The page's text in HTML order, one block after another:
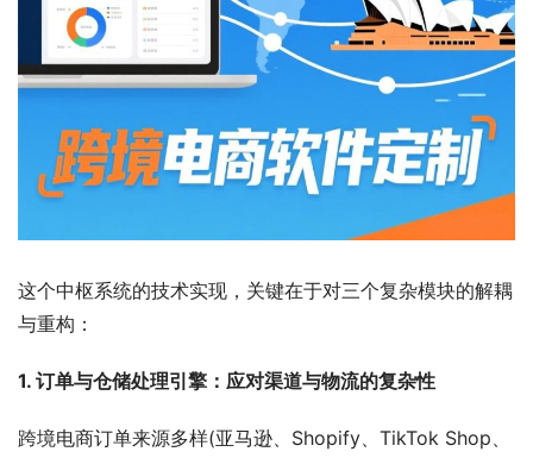
这个中枢系统的技术实现，关键在于对三个复杂模块的解耦
与重构：
1. 订单与仓储处理引擎：应对渠道与物流的复杂性
跨境电商订单来源多样(亚马逊、Shopify、TikTok Shop、